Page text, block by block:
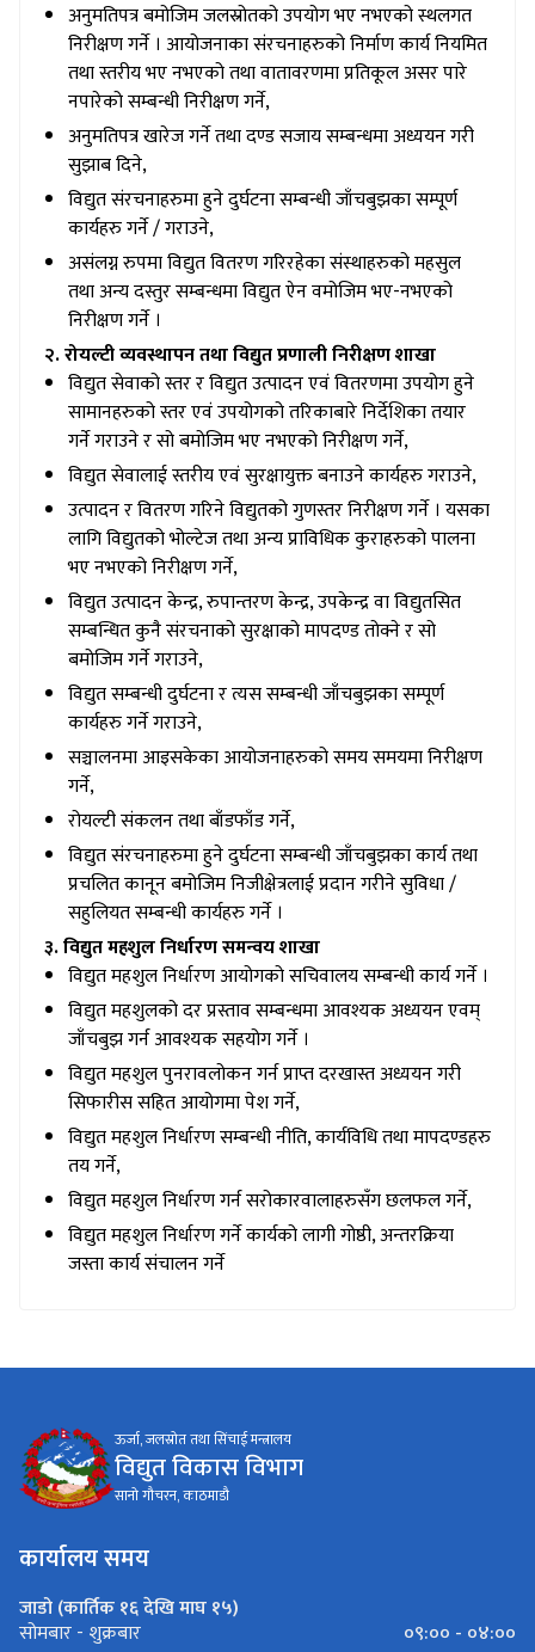
अनुमतिपत्र बमोजिम जलस्रोतको उपयोग भए नभएको स्थलगत
निरीक्षण गर्ने । आयोजनाका संरचनाहरुको निर्माण कार्य नियमित
तथा स्तरीय भए नभएको तथा वातावरणमा प्रतिकूल असर पारे
नपारेको सम्बन्धी निरीक्षण गर्ने,
अनुमतिपत्र खारेज गर्ने तथा दण्ड सजाय सम्बन्धमा अध्ययन गरी
सुझाब दिने,
विद्युत संरचनाहरुमा हुने दुर्घटना सम्बन्धी जाँचबुझका सम्पूर्ण
कार्यहरु गर्ने / गराउने,
असंलग्न रुपमा विद्युत वितरण गरिरहेका संस्थाहरुको महसुल
तथा अन्य दस्तुर सम्बन्धमा विद्युत ऐन वमोजिम भए-नभएको
निरीक्षण गर्ने ।
२. रोयल्टी व्यवस्थापन तथा विद्युत प्रणाली निरीक्षण शाखा
विद्युत सेवाको स्तर र विद्युत उत्पादन एवं वितरणमा उपयोग हुने
सामानहरुको स्तर एवं उपयोगको तरिकाबारे निर्देशिका तयार
गर्ने गराउने र सो बमोजिम भए नभएको निरीक्षण गर्ने,
विद्युत सेवालाई स्तरीय एवं सुरक्षायुक्त बनाउने कार्यहरु गराउने,
उत्पादन र वितरण गरिने विद्युतको गुणस्तर निरीक्षण गर्ने । यसका
लागि विद्युतको भोल्टेज तथा अन्य प्राविधिक कुराहरुको पालना
भए नभएको निरीक्षण गर्ने,
विद्युत उत्पादन केन्द्र, रुपान्तरण केन्द्र, उपकेन्द्र वा विद्युतसित
सम्बन्धित कुनै संरचनाको सुरक्षाको मापदण्ड तोक्ने र सो
बमोजिम गर्ने गराउने,
विद्युत सम्बन्धी दुर्घटना र त्यस सम्बन्धी जाँचबुझका सम्पूर्ण
कार्यहरु गर्ने गराउने,
सञ्चालनमा आइसकेका आयोजनाहरुको समय समयमा निरीक्षण
गर्ने,
रोयल्टी संकलन तथा बाँडफाँड गर्ने,
विद्युत संरचनाहरुमा हुने दुर्घटना सम्बन्धी जाँचबुझका कार्य तथा
प्रचलित कानून बमोजिम निजीक्षेत्रलाई प्रदान गरीने सुविधा /
सहुलियत सम्बन्धी कार्यहरु गर्ने ।
३. विद्युत महशुल निर्धारण समन्वय शाखा
विद्युत महशुल निर्धारण आयोगको सचिवालय सम्बन्धी कार्य गर्ने ।
विद्युत महशुलको दर प्रस्ताव सम्बन्धमा आवश्यक अध्ययन एवम्
जाँचबुझ गर्न आवश्यक सहयोग गर्ने ।
विद्युत महशुल पुनरावलोकन गर्न प्राप्त दरखास्त अध्ययन गरी
सिफारीस सहित आयोगमा पेश गर्ने,
विद्युत महशुल निर्धारण सम्बन्धी नीति, कार्यविधि तथा मापदण्डहरु
तय गर्ने,
विद्युत महशुल निर्धारण गर्न सरोकारवालाहरुसँग छलफल गर्ने,
विद्युत महशुल निर्धारण गर्ने कार्यको लागी गोष्ठी, अन्तरक्रिया
जस्ता कार्य संचालन गर्ने
ऊर्जा, जलस्रोत तथा सिंचाई मन्त्रालय
विद्युत विकास विभाग
सानो गौचरन, काठमाडौ
कार्यालय समय
जाडो (कार्तिक १६ देखि माघ १५)
सोमबार - शुक्रबार
०९:०० - ०४:००